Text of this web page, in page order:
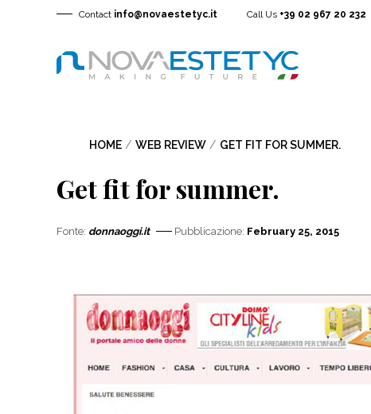
Contact info@novaestetyc.it Call Us +39 02 967 20 232
HOME / WEB REVIEW / GET FIT FOR SUMMER.
Get fit for summer.
Fonte: donnaoggi.it Pubblicazione: February 25, 2015